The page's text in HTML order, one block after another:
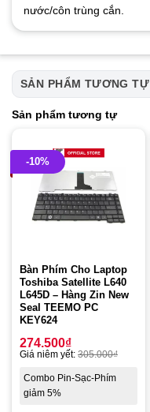
nước/côn trùng cắn.
SẢN PHẨM TƯƠNG TỰ
Sản phẩm tương tự
-10%
Bàn Phím Cho Laptop
Toshiba Satellite L640
L645D – Hàng Zin New
Seal TEEMO PC
KEY624
274.500₫
Giá niêm yết: 305.000₫
Combo Pin-Sạc-Phím
giảm 5%